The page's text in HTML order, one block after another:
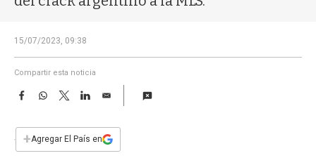
15/07/2023, 09:38
Compartir esta noticia
F
e
b
W
s
T
w
t
L
E
i
l
+Agregar El País en